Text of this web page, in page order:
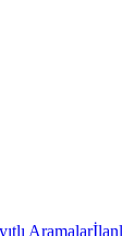
Aramalar